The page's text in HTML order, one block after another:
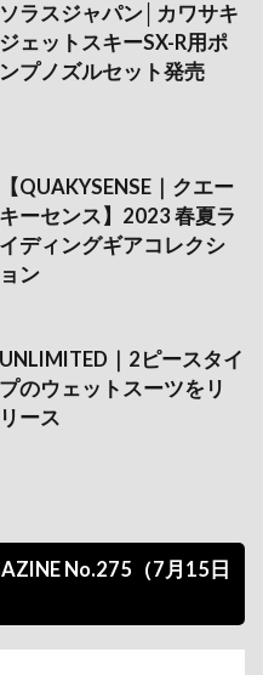
ソラスジャパン│カワサキ
ジェットスキーSX-R用ポ
ンプノズルセット発売
【QUAKYSENSE｜クエー
キーセンス】2023 春夏ラ
イディングギアコレクシ
ョン
UNLIMITED｜2ピースタイ
プのウェットスーツをリ
リース
No.275（7月15日